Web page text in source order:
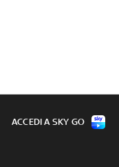
ACCEDI A SKY GO